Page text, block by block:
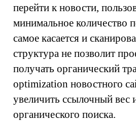
перейти к новости,
минимальное количество
самое касается и
структура не позволит
получать органический
optimization новостного
увеличить ссылочный вес
органического поиска.